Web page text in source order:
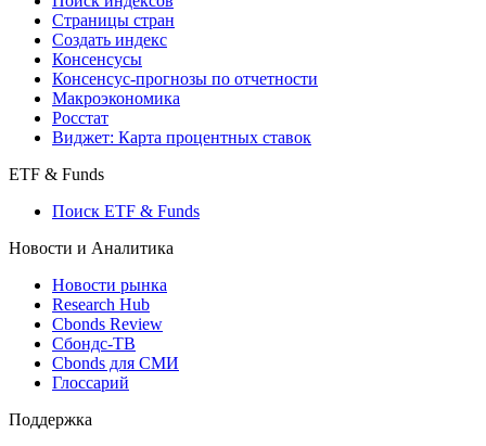
Страницы стран
Создать индекс
Консенсусы
Консенсус-прогнозы по отчетности
Макроэкономика
Росстат
Виджет: Карта процентных ставок
ETF & Funds
Поиск ETF & Funds
Новости и Аналитика
Новости рынка
Research Hub
Cbonds Review
Сбондс-ТВ
Cbonds для СМИ
Глоссарий
Поддержка